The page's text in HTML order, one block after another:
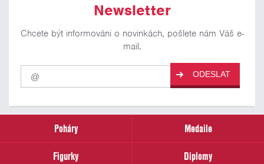
Newsletter
Chcete být informováni o novinkách, pošlete nám Váš e-
mail.
Pro
odběr
našich
email
ODESLAT
Poháry
Medaile
Figurky
Diplomy